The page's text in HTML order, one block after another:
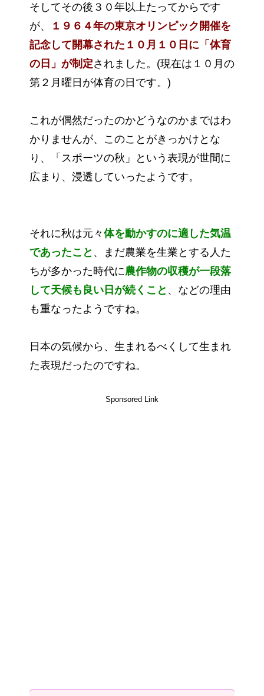
そしてその後３０年以上たってからです
が、
１９６４年の東京オリンピック開催を
記念して開幕された１０月１０日に「体育
の日」が制定されました。(現在は１０月の
第２月曜日が体育の日です。)
これが偶然だったのかどうなのかまではわ
かりませんが、このことがきっかけとな
り、「スポーツの秋」という表現が世間に
広まり、浸透していったようです。
それに秋は元々 体を動かすのに適した気温
であったこと 、まだ農業を生業とする人た
ちが多かった時代に農作物の収穫が一段落
して天候も良い日が続くこと 、などの理由
も重なったようですね。
日本の気候から、生まれるべくして生まれ
た表現だったのですね。
Sponsored Link